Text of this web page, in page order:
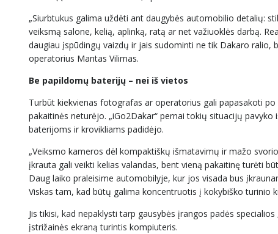
„Siurbtukus galima uždėti ant daugybės automobilio detalių:
veiksmą salone, kelią, aplinką, ratą ar net važiuoklės darbą.
daugiau įspūdingų vaizdų ir jais sudominti ne tik Dakaro
operatorius Mantas Vilimas.
Be papildomų baterijų – nei iš vietos
Turbūt kiekvienas fotografas ar operatorius gali papasakoti
pakaitinės neturėjo. „iGo2Dakar“ pernai tokių situacijų
baterijoms ir krovikliams padidėjo.
„Veiksmo kameros dėl kompaktiškų išmatavimų ir mažo
įkrauta gali veikti kelias valandas, bent vieną pakaitinę turėti
Daug laiko praleisime automobilyje, kur jos visada bus
Viskas tam, kad būtų galima koncentruotis į kokybiško turinio
Jis tikisi, kad nepaklysti tarp gausybės įrangos padės
įstrižainės ekraną turintis kompiuteris.